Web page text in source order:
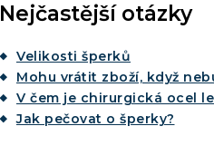
Nejčastější otázky
Velikosti šperků
Mohu vrátit zboží, když
V čem je chirurgická ocel
Jak pečovat o šperky?